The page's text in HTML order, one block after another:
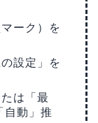
ーク）を
設定」を
は「最
自動」推